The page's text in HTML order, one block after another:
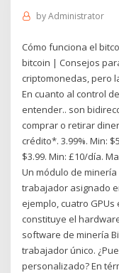
byAdministrator
Cómo funciona el
bitcoin | Consejos
criptomonedas, pero
En cuanto al control
entender.. son
comprar o retirar
crédito*. 3.99%. Min:
$3.99. Min: £10/día.
Un módulo de
trabajador asignado
ejemplo, cuatro
constituye el
software de minería
trabajador único.
personalizado? En